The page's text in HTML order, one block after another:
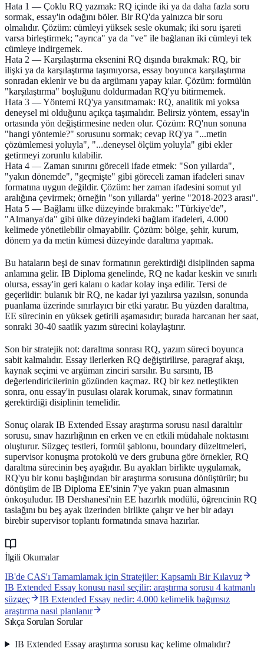
Hata 1 — Çoklu RQ yazmak: RQ içinde iki ya da daha fazla soru
sormak, essay'in odağını böler. Bir RQ'da yalnızca bir soru
olmalıdır. Çözüm: cümleyi yüksek sesle okumak; iki soru işareti
varsa birleştirmek; "ayrıca" ya da "ve" ile bağlanan iki cümleyi tek
cümleye indirgemek.
Hata 2 — Karşılaştırma eksenini RQ dışında bırakmak: RQ, bir
ilişki ya da karşılaştırma taşımıyorsa, essay boyunca karşılaştırma
sonradan eklenir ve bu da argümanı yapay kılar. Çözüm: formülün
"karşılaştırma" boşluğunu doldurmadan RQ'yu bitirmemek.
Hata 3 — Yöntemi RQ'ya yansıtmamak: RQ, analitik mi yoksa
deneysel mi olduğunu açıkça taşımalıdır. Belirsiz yöntem, essay'in
ortasında yön değiştirmesine neden olur. Çözüm: RQ'nun sonuna
"hangi yöntemle?" sorusunu sormak; cevap RQ'ya "...metin
çözümlemesi yoluyla", "...deneysel ölçüm yoluyla" gibi ekler
getirmeyi zorunlu kılabilir.
Hata 4 — Zaman sınırını göreceli ifade etmek: "Son yıllarda",
"yakın dönemde", "geçmişte" gibi göreceli zaman ifadeleri sınav
formatına uygun değildir. Çözüm: her zaman ifadesini somut yıl
aralığına çevirmek; örneğin "son yıllarda" yerine "2018-2023 arası".
Hata 5 — Bağlamı ülke düzeyinde bırakmak: "Türkiye'de",
"Almanya'da" gibi ülke düzeyindeki bağlam ifadeleri, 4.000
kelimede yönetilebilir olmayabilir. Çözüm: bölge, şehir, kurum,
dönem ya da metin kümesi düzeyinde daraltma yapmak.
Bu hataların beşi de sınav formatının gerektirdiği disiplinden sapma
anlamına gelir. IB Diploma genelinde, RQ ne kadar keskin ve sınırlı
olursa, essay'in geri kalanı o kadar kolay inşa edilir. Tersi de
geçerlidir: bulanık bir RQ, ne kadar iyi yazılırsa yazılsın, sonunda
puanlama üzerinde sınırlayıcı bir etki yaratır. Bu yüzden daraltma,
EE sürecinin en yüksek getirili aşamasıdır; burada harcanan her saat,
sonraki 30-40 saatlik yazım sürecini kolaylaştırır.
Son bir stratejik not: daraltma sonrası RQ, yazım süreci boyunca
sabit kalmalıdır. Essay ilerlerken RQ değiştirilirse, paragraf akışı,
kaynak seçimi ve argüman zinciri sarsılır. Bu sarsıntı, IB
değerlendiricilerinin gözünden kaçmaz. RQ bir kez netleştikten
sonra, onu essay'in pusulası olarak korumak, sınav formatının
gerektirdiği disiplinin temelidir.
Sonuç olarak IB Extended Essay araştırma sorusu nasıl daraltılır
sorusu, sınav hazırlığının en erken ve en etkili müdahale noktasını
oluşturur. Süzgeç testleri, formül şablonu, boundary düzeltmeleri,
supervisor konuşma protokolü ve ders grubuna göre örnekler, RQ
daraltma sürecinin beş ayağıdır. Bu ayakları birlikte uygulamak,
RQ'yu bir konu başlığından bir araştırma sorusuna dönüştürür; bu
dönüşüm de IB Diploma EE'sinin 7'ye yakın puan almasının
önkoşuludur. IB Dershanesi'nin EE hazırlık modülü, öğrencinin RQ
taslağını bu beş ayak üzerinden birlikte çalışır ve her bir adayı
birebir supervisor toplantı formatında sınava hazırlar.
İlgili Okumalar
IB'de CAS'ı Tamamlamak için Stratejiler: Kapsamlı Bir Kılavuz
IB Extended Essay konusu nasıl seçilir: araştırma sorusu 4 katmanlı
süzgeç
IB Extended Essay nedir: 4.000 kelimelik bağımsız
araştırma nasıl planlanır
Sıkça Sorulan Sorular
IB Extended Essay araştırma sorusu kaç kelime olmalıdır?